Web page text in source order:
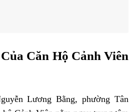
Căn Hộ Cảnh Viên
Lương Bằng, phường Tân